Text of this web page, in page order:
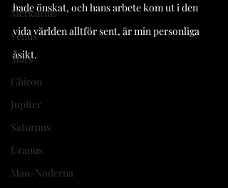
Merkurius
Venus
Mars
Chiron
Jupiter
Saturnus
Uranus
Mån-Noderna
hade önskat, och hans arbete kom ut i den
vida världen alltför sent, är min personliga
åsikt.